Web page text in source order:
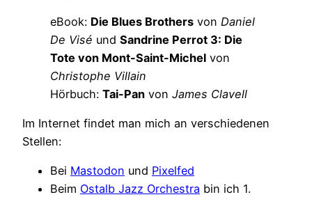
eBook: Die Blues Brothers von Daniel
De Visé und Sandrine Perrot 3: Die
Tote von Mont-Saint-Michel von
Christophe Villain
Hörbuch: Tai-Pan von James Clavell
Im Internet findet man mich an verschiedenen
Stellen:
Bei Mastodon und Pixelfed
Beim Ostalb Jazz Orchestra bin ich 1.